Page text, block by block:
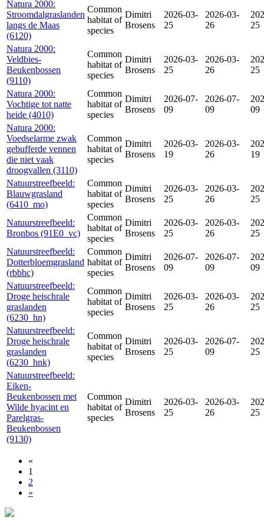
Natura 2000:
Stroomdalgraslanden
langs de Maas
(6120)
Common
habitat of
species
Dimitri
Brosens
2026-03-
25
2026-03-
26
25
Natura 2000:
Veldbies-
Beukenbossen
(9110)
Common
habitat of
species
Dimitri
Brosens
2026-03-
25
2026-03-
26
25
Natura 2000:
Vochtige tot natte
heide (4010)
Common
habitat of
species
Dimitri
Brosens
2026-07-
09
2026-07-
09
09
Natura 2000:
Voedselarme zwak
gebufferde vennen
die niet vaak
droogvallen (3110)
Common
habitat of
species
Dimitri
Brosens
2026-03-
19
2026-03-
26
19
Natuurstreefbeeld:
Blauwgrasland
(6410_mo)
Common
habitat of
species
Dimitri
Brosens
2026-03-
25
2026-03-
26
25
Natuurstreefbeeld:
Bronbos (91E0_vc)
Common
habitat of
species
Dimitri
Brosens
2026-03-
25
2026-03-
26
25
Natuurstreefbeeld:
Dotterbloemgrasland
(rbbhc)
Common
habitat of
species
Dimitri
Brosens
2026-07-
09
2026-07-
09
09
Natuurstreefbeeld:
Droge heischrale
graslanden
(6230_hn)
Common
habitat of
species
Dimitri
Brosens
2026-03-
25
2026-03-
26
25
Natuurstreefbeeld:
Droge heischrale
graslanden
(6230_hnk)
Common
habitat of
species
Dimitri
Brosens
2026-03-
25
2026-07-
09
25
Natuurstreefbeeld:
Eiken-
Beukenbossen met
Wilde hyacint en
Parelgras-
Beukenbossen
(9130)
Common
habitat of
species
Dimitri
Brosens
2026-03-
25
2026-03-
26
25
«
1
2
»